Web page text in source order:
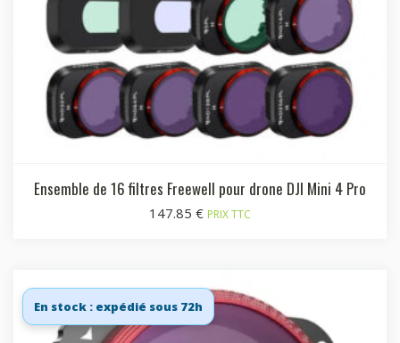
Ensemble de 16 filtres Freewell pour drone DJI Mini 4 Pro
147.85 € PRIX TTC
En stock : expédié sous 72h